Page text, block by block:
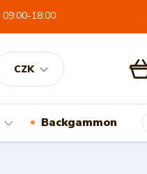
CZK
09:00-18:00
Backgammon